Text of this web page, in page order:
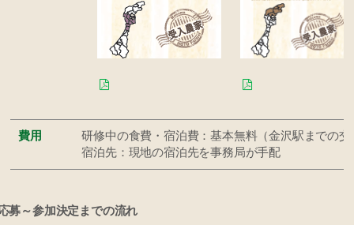
費用
研修中の食費・宿泊費：基本無料（金沢駅までの
宿泊先：現地の宿泊先を事務局が手配
募～参加決定までの流れ